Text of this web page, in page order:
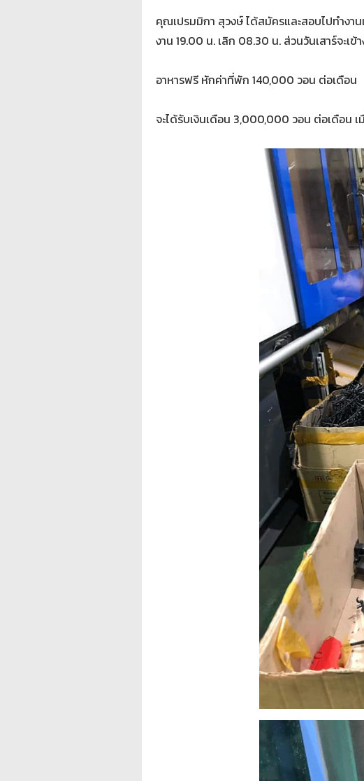
คุณเปรมมิกา สุวงษ์ ได้สมัครและสอบไปทำงา
งาน 19.00 น. เลิก 08.30 น. ส่วนวันเสาร์จะเ
อาหารฟรี หักค่าที่พัก 140,000 วอน ต่อเดือน
จะได้รับเงินเดือน 3,000,000 วอน ต่อเดือน